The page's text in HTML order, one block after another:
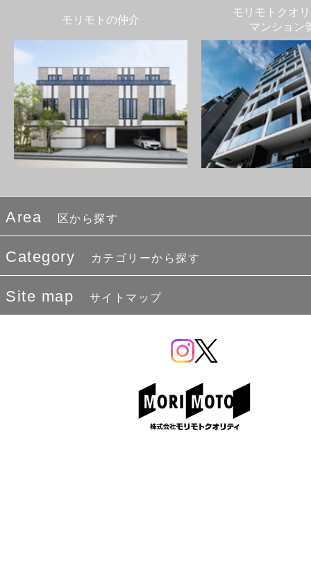
モリモトの仲介
モリモトクオ
マンション
Area 区から探す
Category カテゴリーから探す
Site map サイトマップ